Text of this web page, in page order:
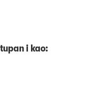
i kao: